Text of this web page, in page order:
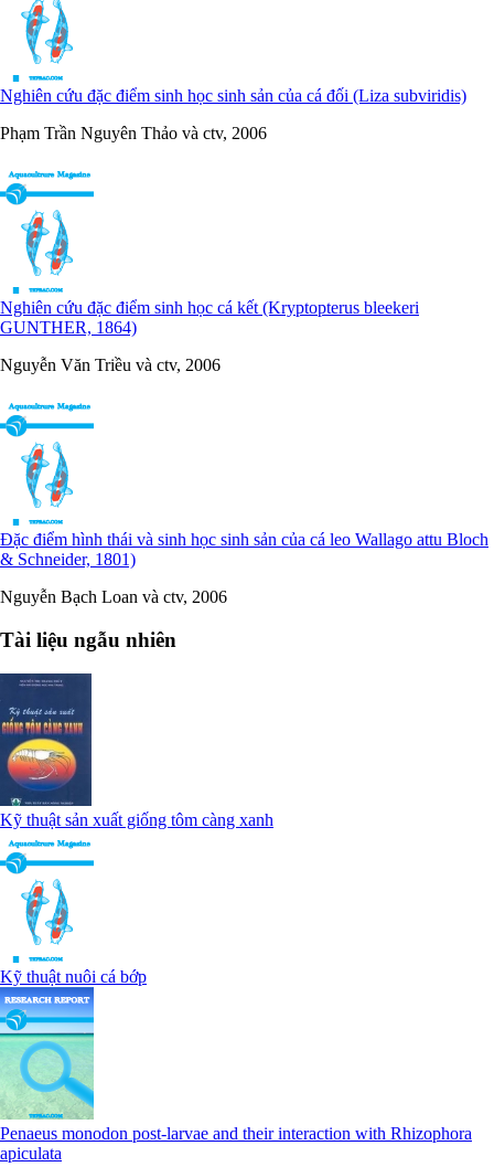
Nghiên cứu đặc điểm sinh học sinh sản của cá đối (Liza subviridis)
Phạm Trần Nguyên Thảo và ctv, 2006
Nghiên cứu đặc điểm sinh học cá kết (Kryptopterus bleekeri
GUNTHER, 1864)
Nguyễn Văn Triều và ctv, 2006
Đặc điểm hình thái và sinh học sinh sản của cá leo Wallago attu Bloch
& Schneider, 1801)
Nguyễn Bạch Loan và ctv, 2006
Tài liệu ngẫu nhiên
Kỹ thuật sản xuất giống tôm càng xanh
Kỹ thuật nuôi cá bớp
Penaeus monodon post-larvae and their interaction with Rhizophora
apiculata